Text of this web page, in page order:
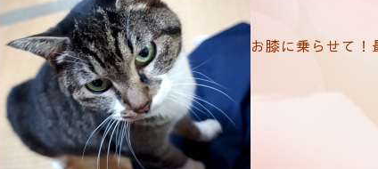
お膝に乗らせて